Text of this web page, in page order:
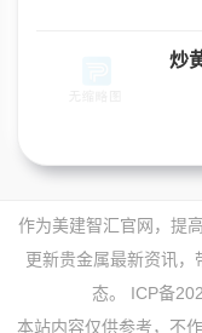
炒
作为美建智汇官网，提
更新贵金属最新资讯
态。 ICP备
本站内容仅供参考，不